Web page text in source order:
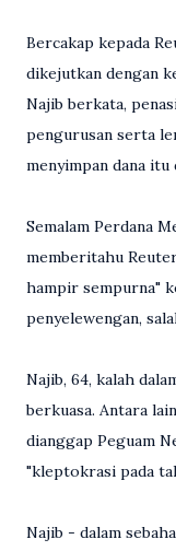
Bercakap kepada
dikejutkan dengan
Najib berkata,
pengurusan serta
menyimpan dana itu
Semalam Perdana
memberitahu
hampir sempurna"
penyelewengan,
Najib, 64, kalah
berkuasa. Antara
dianggap Peguam
"kleptokrasi pada
Najib - dalam